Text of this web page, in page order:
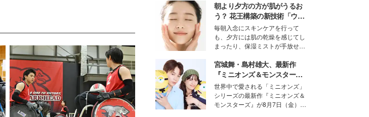
朝より夕方の方が肌がうるお
う？ 花王構築の新技術「ウォ
ーターキャプチャリングスキ
ン（捕水肌）」がスキンケア
の常識を変える予感
毎朝入念にスキンケアを行って
も、夕方には肌の乾燥を感じてし
まったり、保湿ミストが手放せな
な美容の常識を大きく変える可能
性を秘めた、革新的な「Water
Capturing Skin（ウォーターキャ
プチャリングスキン：捕水肌）」
技術を、花王が構築した。
宮城舞・島村雄大、最新作
『ミニオンズ＆モンスター
ズ』の魅力熱弁 ハチャメチャ
だけじゃない“友情と絆”に感
動
世界中で愛される「ミニオンズ」
シリーズの最新作『ミニオンズ＆
モンスターズ』が8月7日（金）に